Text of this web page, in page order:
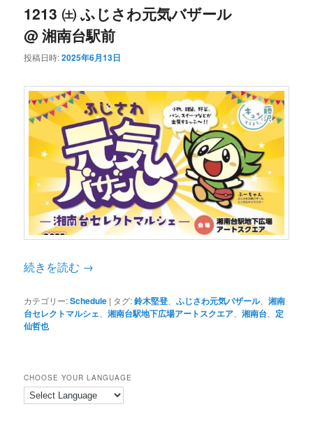
コ
ン
テ
ン
ツ
へ
移
動
ン
テ
ン
ツ
へ
移
動
1213 ㈯ ふじさわ元気バザール
@ 湘南台駅前
投稿日時:2025年6月13日
続きを読む →
カテゴリー:Schedule | タグ:鈴木堅登 、ふじさわ元気バザール、湘南
台セレクトマルシェ 、湘南台駅地下広場アートスクエア 、湘南台
定
仙哲也
CHOOSE YOUR LANGUAGE